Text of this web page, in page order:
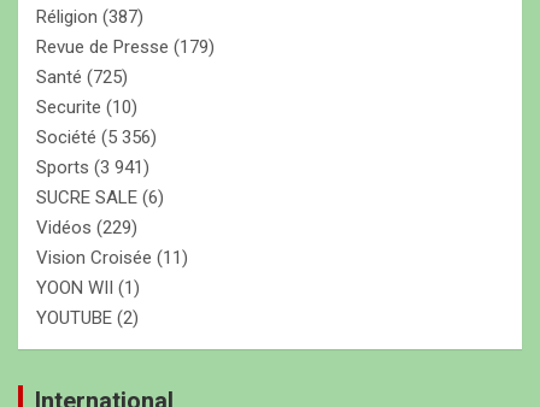
Réligion (387)
Revue de Presse (179)
Santé (725)
Securite (10)
Société (5 356)
Sports (3 941)
SUCRE SALE (6)
Vidéos (229)
Vision Croisée (11)
YOON WII (1)
YOUTUBE (2)
International